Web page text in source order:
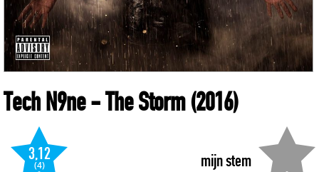
Tech N9ne- The Storm(2016)
mijn stem
3,12
(4)